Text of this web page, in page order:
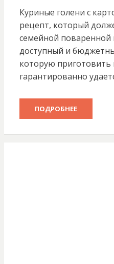
Куриные голени с
рецепт, который
семейной поваренной
доступный и
которую
гарантированно
ПОДРОБНЕЕ